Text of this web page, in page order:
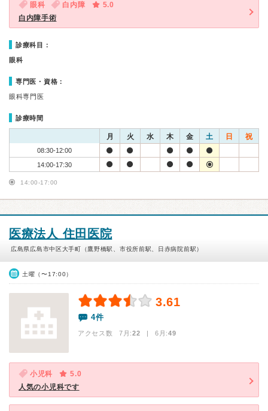
眼科 白内障
5.0
白内障手術
診療科目：
眼科
専門医・資格：
眼科専門医
診療時間
月 火 水 木 金 土 日 祝
08:30-12:00
14:00-17:30
14:00-17:00
医療法人 住田医院
広島県広島市中区大手町（鷹野橋駅、市役所前駅、日赤病院前駅）
土曜（〜17:00）
3.61
4件
アクセス数 7月:22 | 6月:49
小児科
5.0
人気の小児科です